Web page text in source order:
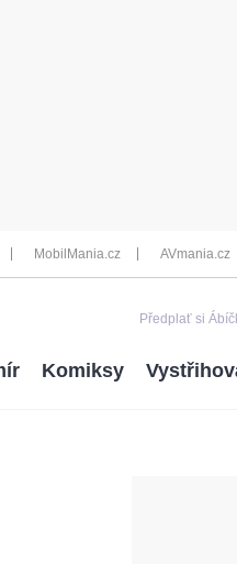
MobilMania.cz AVmania.cz
Předplať si
Komiksy